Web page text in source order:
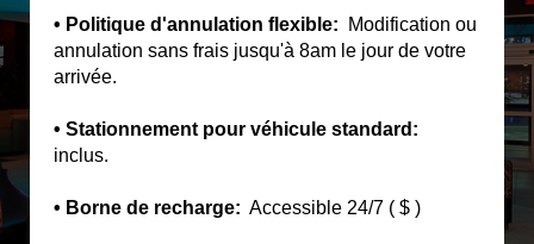
• Politique d'annulation flexible:
Modification ou
annulation sans frais jusqu'à 8am le jour de votre
arrivée.
• Stationnement pour véhicule standard:
inclus.
• Borne de recharge: Accessible 24/7 ( $ )